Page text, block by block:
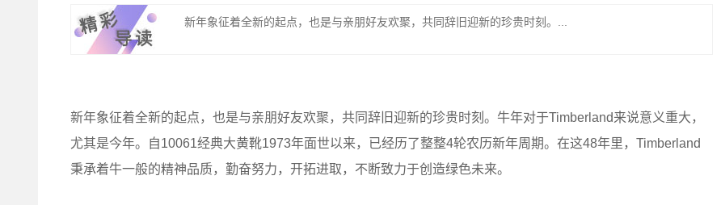
新年象征着全新的起点，也是与亲朋好友欢聚，共同辞旧迎新的珍贵时刻。...
新年象征着全新的起点，也是与亲朋好友欢聚，共同辞旧迎新的珍贵时刻。牛年对于Timberland来说意义重大，
尤其是今年。自10061经典大黄靴1973年面世以来，已经历了整整4轮农历新年周期。在这48年里，Timberland
秉承着牛一般的精神品质，勤奋努力，开拓进取，不断致力于创造绿色未来。